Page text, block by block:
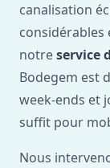
canalisation
considérables
notreservice
Bodegem est
week-ends et
suffit pour
Nous